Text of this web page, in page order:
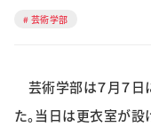
学部・大学院
スポーツ
芸術学部
芸術学部は７月７日
た。当日は更衣室が